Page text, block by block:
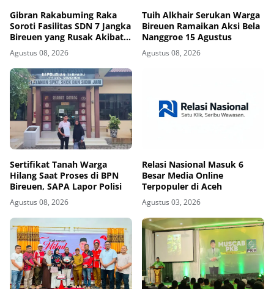
Gibran Rakabuming Raka
Soroti Fasilitas SDN 7 Jangka
Bireuen yang Rusak Akibat
Banjir
Agustus 08, 2026
Tuih Alkhair Serukan Warga
Bireuen Ramaikan Aksi Bela
Nanggroe 15 Agustus
Agustus 08, 2026
Sertifikat Tanah Warga
Hilang Saat Proses di BPN
Bireuen, SAPA Lapor Polisi
Agustus 08, 2026
Relasi Nasional Masuk 6
Besar Media Online
Terpopuler di Aceh
Agustus 03, 2026